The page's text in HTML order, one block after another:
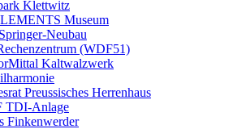
Klettwitz
Museum
Neubau
(WDF51)
Kaltwalzwerk
Preussisches Herrenhaus
TDI-Anlage
Finkenwerder